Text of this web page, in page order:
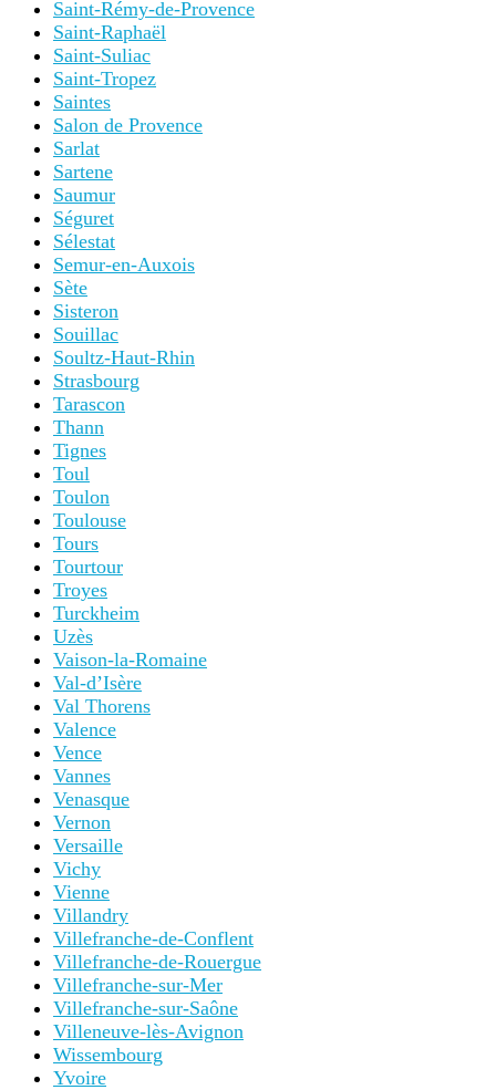
Saint-Rémy-de-Provence
Saint-Raphaël
Saint-Suliac
Saint-Tropez
Saintes
Salon de Provence
Sarlat
Sartene
Saumur
Séguret
Sélestat
Semur-en-Auxois
Sète
Sisteron
Souillac
Soultz-Haut-Rhin
Strasbourg
Tarascon
Thann
Tignes
Toul
Toulon
Toulouse
Tours
Tourtour
Troyes
Turckheim
Uzès
Vaison-la-Romaine
Val-d’Isère
Val Thorens
Valence
Vence
Vannes
Venasque
Vernon
Versaille
Vichy
Vienne
Villandry
Villefranche-de-Conflent
Villefranche-de-Rouergue
Villefranche-sur-Mer
Villefranche-sur-Saône
Villeneuve-lès-Avignon
Wissembourg
Yvoire